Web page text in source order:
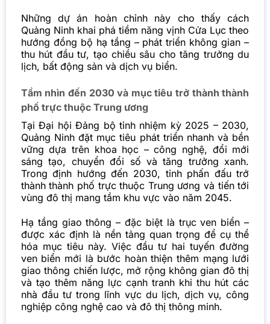
Những dự án hoàn chỉnh này cho thấy cách
Quảng Ninh khai phá tiềm năng vịnh Cửa Lục theo
hướng đồng bộ hạ tầng – phát triển không gian –
thu hút đầu tư, tạo chiều sâu cho tăng trưởng du
lịch, bất động sản và dịch vụ biển.
Tầm nhìn đến 2030 và mục tiêu trở thành thành
phố trực thuộc Trung ương
Tại Đại hội Đảng bộ tỉnh nhiệm kỳ 2025 – 2030,
Quảng Ninh đặt mục tiêu phát triển nhanh và bền
vững dựa trên khoa học – công nghệ, đổi mới
sáng tạo, chuyển đổi số và tăng trưởng xanh.
Trong định hướng đến 2030, tỉnh phấn đấu trở
thành thành phố trực thuộc Trung ương và tiến tới
vùng đô thị mang tầm khu vực vào năm 2045.
Hạ tầng giao thông – đặc biệt là trục ven biển –
được xác định là nền tảng quan trọng để cụ thể
hóa mục tiêu này. Việc đầu tư hai tuyến đường
ven biển mới là bước hoàn thiện thêm mạng lưới
giao thông chiến lược, mở rộng không gian đô thị
và tạo thêm năng lực cạnh tranh khi thu hút các
nhà đầu tư trong lĩnh vực du lịch, dịch vụ, công
nghiệp công nghệ cao và đô thị thông minh.